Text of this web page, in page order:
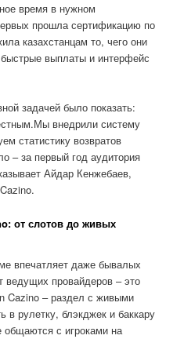
время в нужном
прошла сертификацию по
казахстанцам то, чего они
выплаты и интерфейс
задачей было показать:
внедрили систему
статистику возвратов
– за первый год аудитория
Айдар Кенжебаев,
от слотов до живых
впечатляет даже бывалых
ведущих провайдеров – это
Cazino – раздел с живыми
в рулетку, блэкджек и баккару
общаются с игроками на